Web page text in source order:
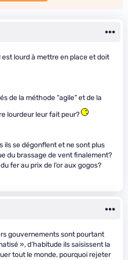
lourd à mettre en place et doit
de la méthode “agile” et de la
lourdeur leur fait peur?
ils se dégonflent et ne sont plus
du brassage de vent finalement?
fer au prix de l’or aux gogos?
gouvernements sont pourtant
», d’habitude ils saisissent la
tout le monde, pourquoi rejeter